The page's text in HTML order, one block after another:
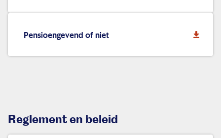
Pensioengevend of niet
Reglement en beleid